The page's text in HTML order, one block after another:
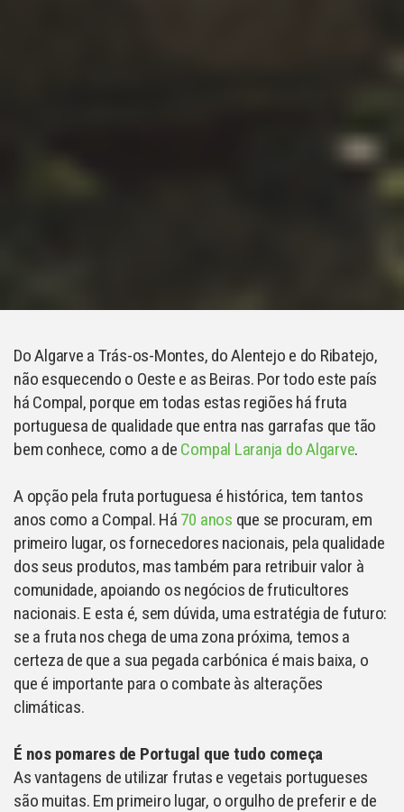
Do Algarve a Trás-os-Montes, do Alentejo e do Ribatejo,
não esquecendo o Oeste e as Beiras. Por todo este país
há Compal, porque em todas estas regiões há fruta
portuguesa de qualidade que entra nas garrafas que tão
bem conhece, como a de Compal Laranja do Algarve.
A opção pela fruta portuguesa é histórica, tem tantos
anos como a Compal. Há 70 anos que se procuram, em
primeiro lugar, os fornecedores nacionais, pela qualidade
dos seus produtos, mas também para retribuir valor à
comunidade, apoiando os negócios de fruticultores
nacionais. E esta é, sem dúvida, uma estratégia de futuro:
se a fruta nos chega de uma zona próxima, temos a
certeza de que a sua pegada carbónica é mais baixa, o
que é importante para o combate às alterações
climáticas.
É nos pomares de Portugal que tudo começa
As vantagens de utilizar frutas e vegetais portugueses
são muitas. Em primeiro lugar, o orgulho de preferir e de